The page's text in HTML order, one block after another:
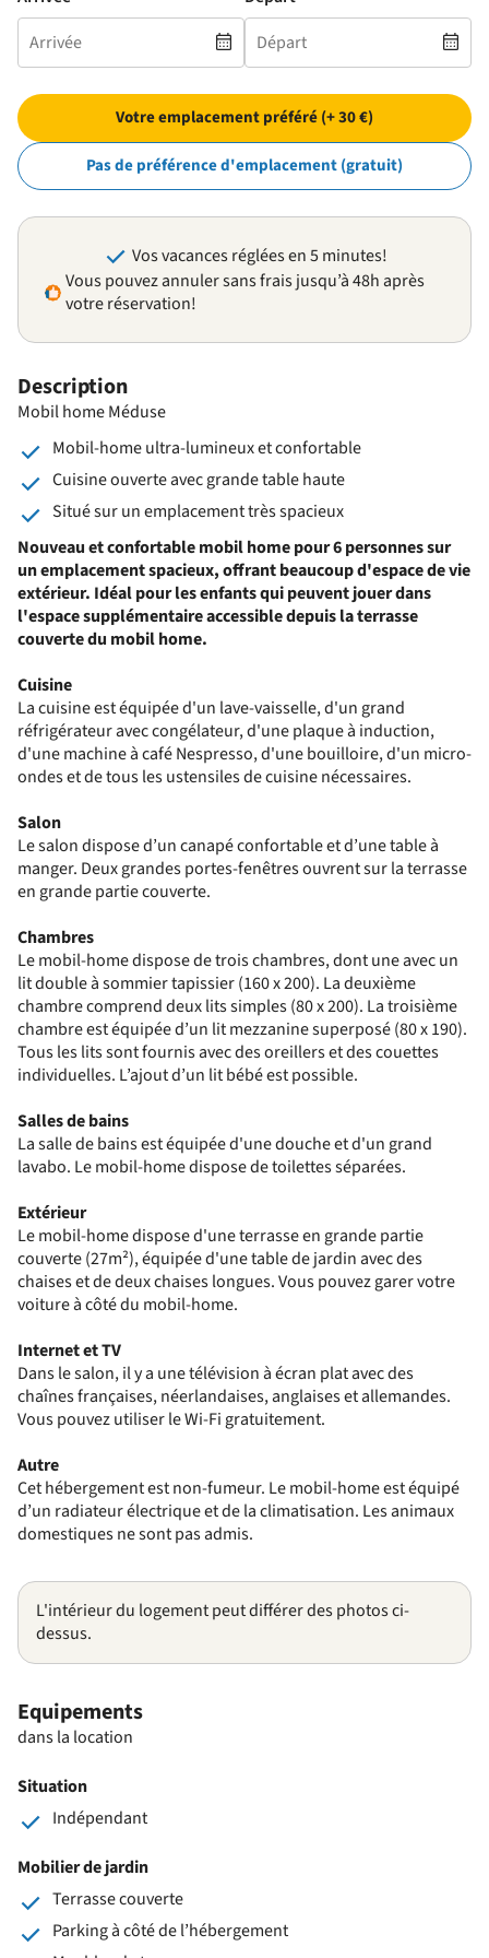
Description
Mobil home Méduse
Mobil-home ultra-lumineux et confortable
Cuisine ouverte avec grande table haute
Situé sur un emplacement très spacieux
Nouveau et confortable mobil home pour 6 personnes sur
un emplacement spacieux, offrant beaucoup d'espace de vie
extérieur. Idéal pour les enfants qui peuvent jouer dans
l'espace supplémentaire accessible depuis la terrasse
couverte du mobil home.
Cuisine
La cuisine est équipée d'un lave-vaisselle, d'un grand
réfrigérateur avec congélateur, d'une plaque à induction,
d'une machine à café Nespresso, d'une bouilloire, d'un micro-
ondes et de tous les ustensiles de cuisine nécessaires.
Salon
Le salon dispose d’un canapé confortable et d’une table à
manger. Deux grandes portes-fenêtres ouvrent sur la terrasse
en grande partie couverte.
Chambres
Le mobil-home dispose de trois chambres, dont une avec un
lit double à sommier tapissier (160 x 200). La deuxième
chambre comprend deux lits simples (80 x 200). La troisième
chambre est équipée d’un lit mezzanine superposé (80 x 190).
Tous les lits sont fournis avec des oreillers et des couettes
individuelles. L’ajout d’un lit bébé est possible.
Salles de bains
La salle de bains est équipée d'une douche et d'un grand
lavabo. Le mobil-home dispose de toilettes séparées.
Extérieur
Le mobil-home dispose d'une terrasse en grande partie
couverte (27m²), équipée d'une table de jardin avec des
chaises et de deux chaises longues. Vous pouvez garer votre
voiture à côté du mobil-home.
Internet et TV
Dans le salon, il y a une télévision à écran plat avec des
chaînes françaises, néerlandaises, anglaises et allemandes.
Vous pouvez utiliser le Wi‑Fi gratuitement.
Autre
Cet hébergement est non-fumeur. Le mobil-home est équipé
d’un radiateur électrique et de la climatisation. Les animaux
domestiques ne sont pas admis.
L'intérieur du logement peut différer des photos ci-
dessus.
Votre emplacement préféré (+ 30 €)
Pas de préférence d'emplacement (gratuit)
Vos vacances réglées en 5 minutes!
Vous pouvez annuler sans frais jusqu’à 48h après
votre réservation!
Equipements
dans la location
Situation
Indépendant
Mobilier de jardin
Terrasse couverte
Parking à côté de l’hébergement